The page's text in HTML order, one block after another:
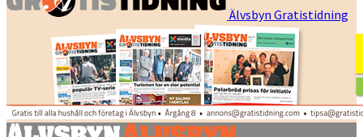
Älvsbyn Gratistidning